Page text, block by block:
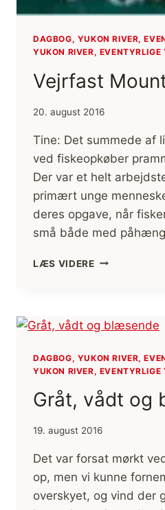
DAGBOG, YUKON RIVER,
YUKON RIVER, EVENTYRLIGE
Vejrfast
20. august 2016
Tine: Det summede af
ved fiskeopkøber
Der var et helt
primært unge
deres opgave, når
små både med
LÆS VIDEREVEJRFAST
DAGBOG, YUKON RIVER,
YUKON RIVER, EVENTYRLIGE
Gråt, vådt og
19. august 2016
Det var forsat mørkt
op, men vi kunne
overskyet, og vind der